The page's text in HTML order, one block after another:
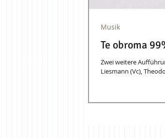
Te obroma
Zwei weitere
Liesmann (Vc),
Musik